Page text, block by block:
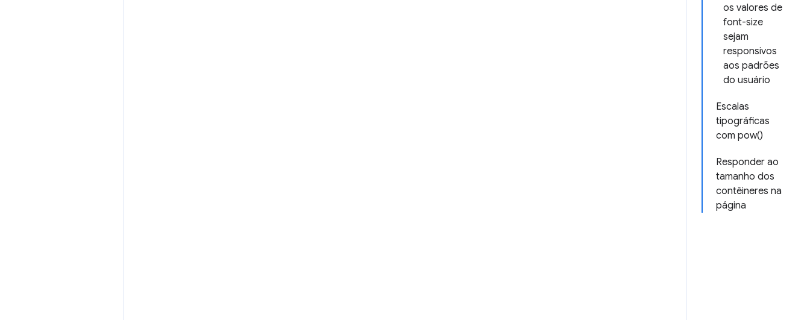
os valores de
font-size
sejam
responsivos
aos padrões
do usuário
Escalas
tipográficas
com pow()
Responder ao
tamanho dos
contêineres na
página